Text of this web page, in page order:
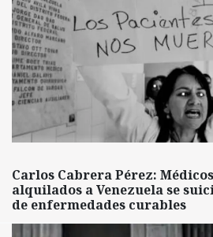
Carlos Cabrera Pérez:
alquilados a Venezuela se
de enfermedades curables